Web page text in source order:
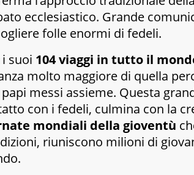
ecclesiastico. Grande
folle enormi di fedeli.
suoi 104 viaggi in tutto il
molto maggiore di quella
messi assieme. Questa
con i fedeli, culmina con la
mondiali della gioventù
riuniscono milioni di